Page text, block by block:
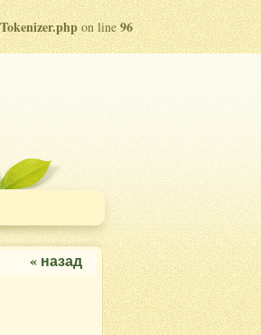
on line96
« назад